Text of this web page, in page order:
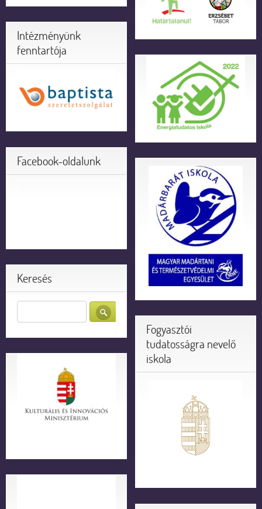
Intézményünk
fenntartója
Facebook-oldalunk
Keresés
Fogyasztói
tudatosságra nevelő
iskola